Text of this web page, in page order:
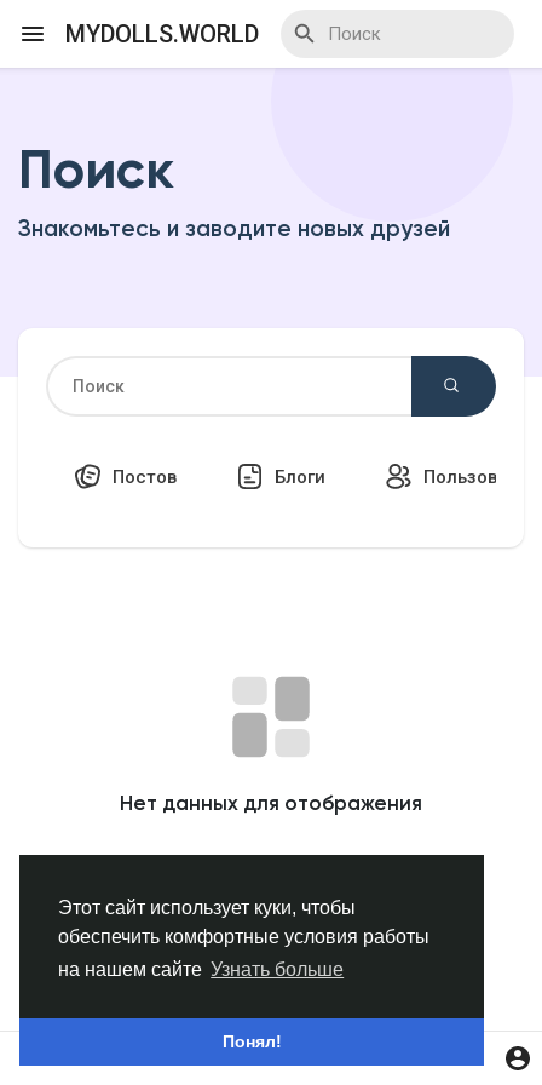
Этот сайт использует куки, чтобы
обеспечить комфортные условия работы
на нашем сайте Узнать больше
Понял!
MYDOLLS.WORLD
Я организатор
Смотреть Базар
Популярные посты
Найти сообщения
Поиск
Знакомьтесь и заводите новых друзей
Постов Блоги
Нет данных для отображения